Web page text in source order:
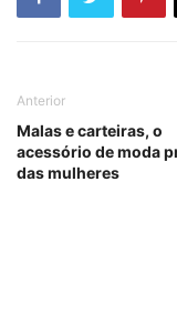
Anterior
Malas e carteiras, o
acessório de moda
das mulheres